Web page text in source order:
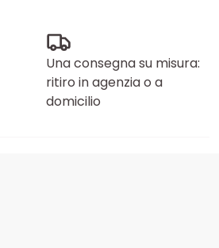
Una consegna su misura:
ritiro in agenzia o a
domicilio